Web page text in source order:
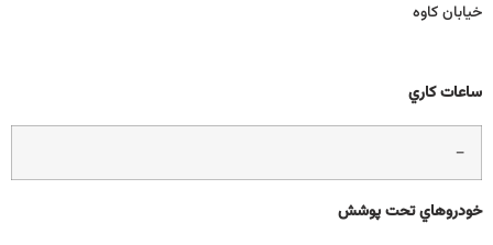
خيابان كاوه
ساعات كاري
–
خودروهاي تحت پوشش